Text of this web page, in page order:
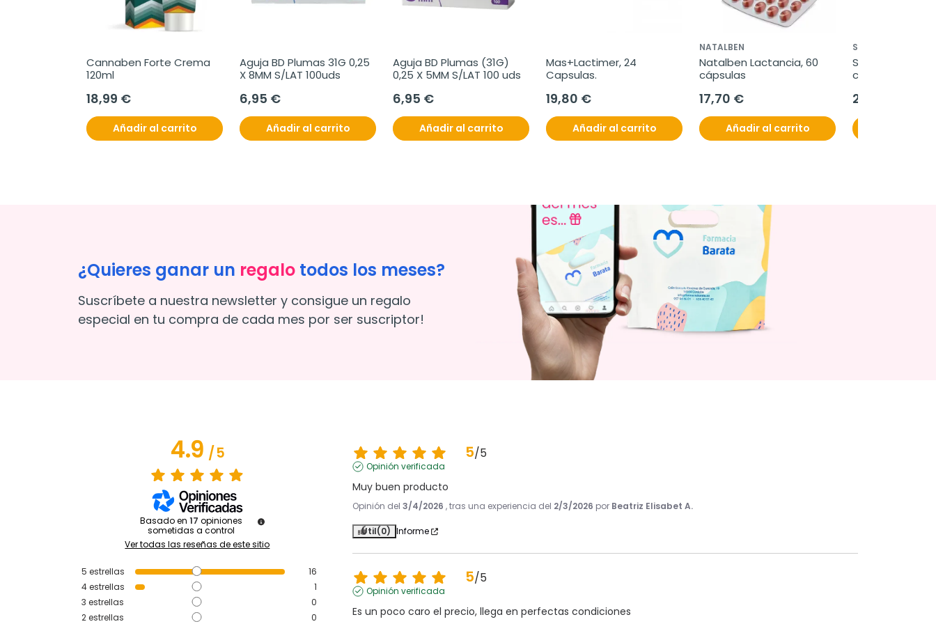
Cannaben Forte Crema
120ml
18,99 €
Añadir al carrito
Aguja BD Plumas 31G 0,25
X 8MM S/LAT 100uds
6,95 €
Añadir al carrito
Aguja BD Plumas (31G)
0,25 X 5MM S/LAT 100 uds
6,95 €
Añadir al carrito
Mas+Lactimer, 24
Capsulas.
19,80 €
Añadir al carrito
NATALBEN
Natalben Lactancia, 60
cápsulas
17,70 €
Añadir al carrito
SEID
Seidibion Mater
comprimidos +
22,95 €
¿Quieres ganar un regalo todos los meses?
Suscríbete a nuestra newsletter y consigue un regalo
especial en tu compra de cada mes por ser suscriptor!
4.9/5
Basado en 17 opiniones
sometidas a control
Ver todas las reseñas de este sitio
5 estrellas
16
4estrellas
1
3 estrellas
0
2estrellas 0
5/5
Opinión verificada
Muy buen producto
Opinión del3/4/2026 , tras una experiencia del 2/3/2026 por Beatriz Elisabet A.
Útil(0) Informe
5/5
Opinión verificada
Es un poco caro el precio, llega en perfectas condiciones